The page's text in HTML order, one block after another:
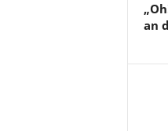
an